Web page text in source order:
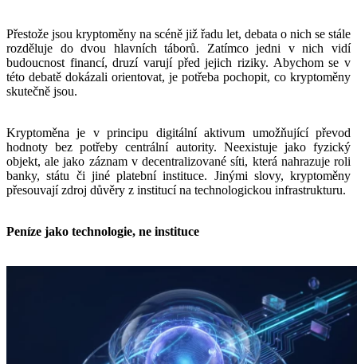
Přestože jsou kryptoměny na scéně již řadu let, debata o nich se stále
rozděluje do dvou hlavních táborů. Zatímco jedni v nich vidí
budoucnost financí, druzí varují před jejich riziky. Abychom se v
této debatě dokázali orientovat, je potřeba pochopit, co kryptoměny
skutečně jsou.
Kryptoměna je v principu digitální aktivum umožňující převod
hodnoty bez potřeby centrální autority. Neexistuje jako fyzický
objekt, ale jako záznam v decentralizované síti, která nahrazuje roli
banky, státu či jiné platební instituce. Jinými slovy, kryptoměny
přesouvají zdroj důvěry z institucí na technologickou infrastrukturu.
Peníze jako technologie, ne instituce